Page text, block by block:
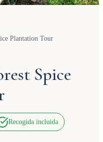
Plantation Tour
Spice
Recogida incluida